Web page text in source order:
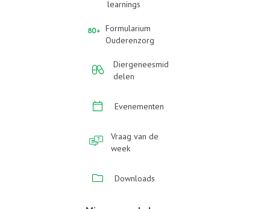
learnings
Formularium
Ouderenzorg
Diergeneesmid
delen
Evenementen
Vraag van de
week
Downloads